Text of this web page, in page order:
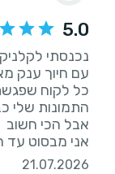
5.0
נכנסתי
אני מבסוט עד
21.07.2026